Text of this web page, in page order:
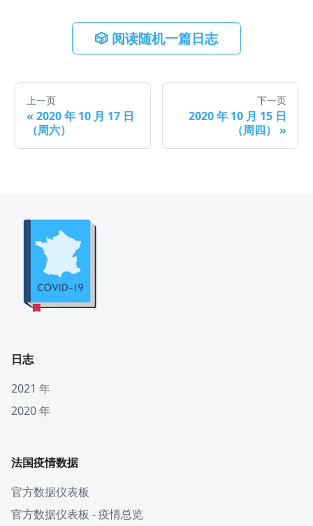
🎲 阅读随机一篇日志
上一页
« 2020 年 10 月 17 日
（周六）
下一页
2020 年 10 月 15 日
（周四）
»
日志
2021 年
2020 年
法国疫情数据
官方数据仪表板
官方数据仪表板 - 疫情总览